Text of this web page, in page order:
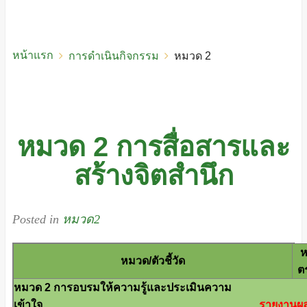
หน้าแรก การดำเนินกิจกรรม หมวด 2
หมวด 2 การสื่อสารและ
สร้างจิตสำนึก
Posted in หมวด2
หมวด/ตัวชี้วัด
ต
หมวด 2 การอบรมให้ความรู้และประเมินความ
เข้าใจ รายงาน